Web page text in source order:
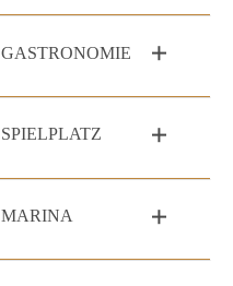
GASTRONOMIE
SPIELPLATZ
MARINA